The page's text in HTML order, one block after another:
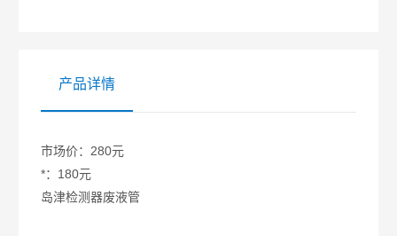
产品详情
市场价：280元
*：180元
岛津检测器废液管